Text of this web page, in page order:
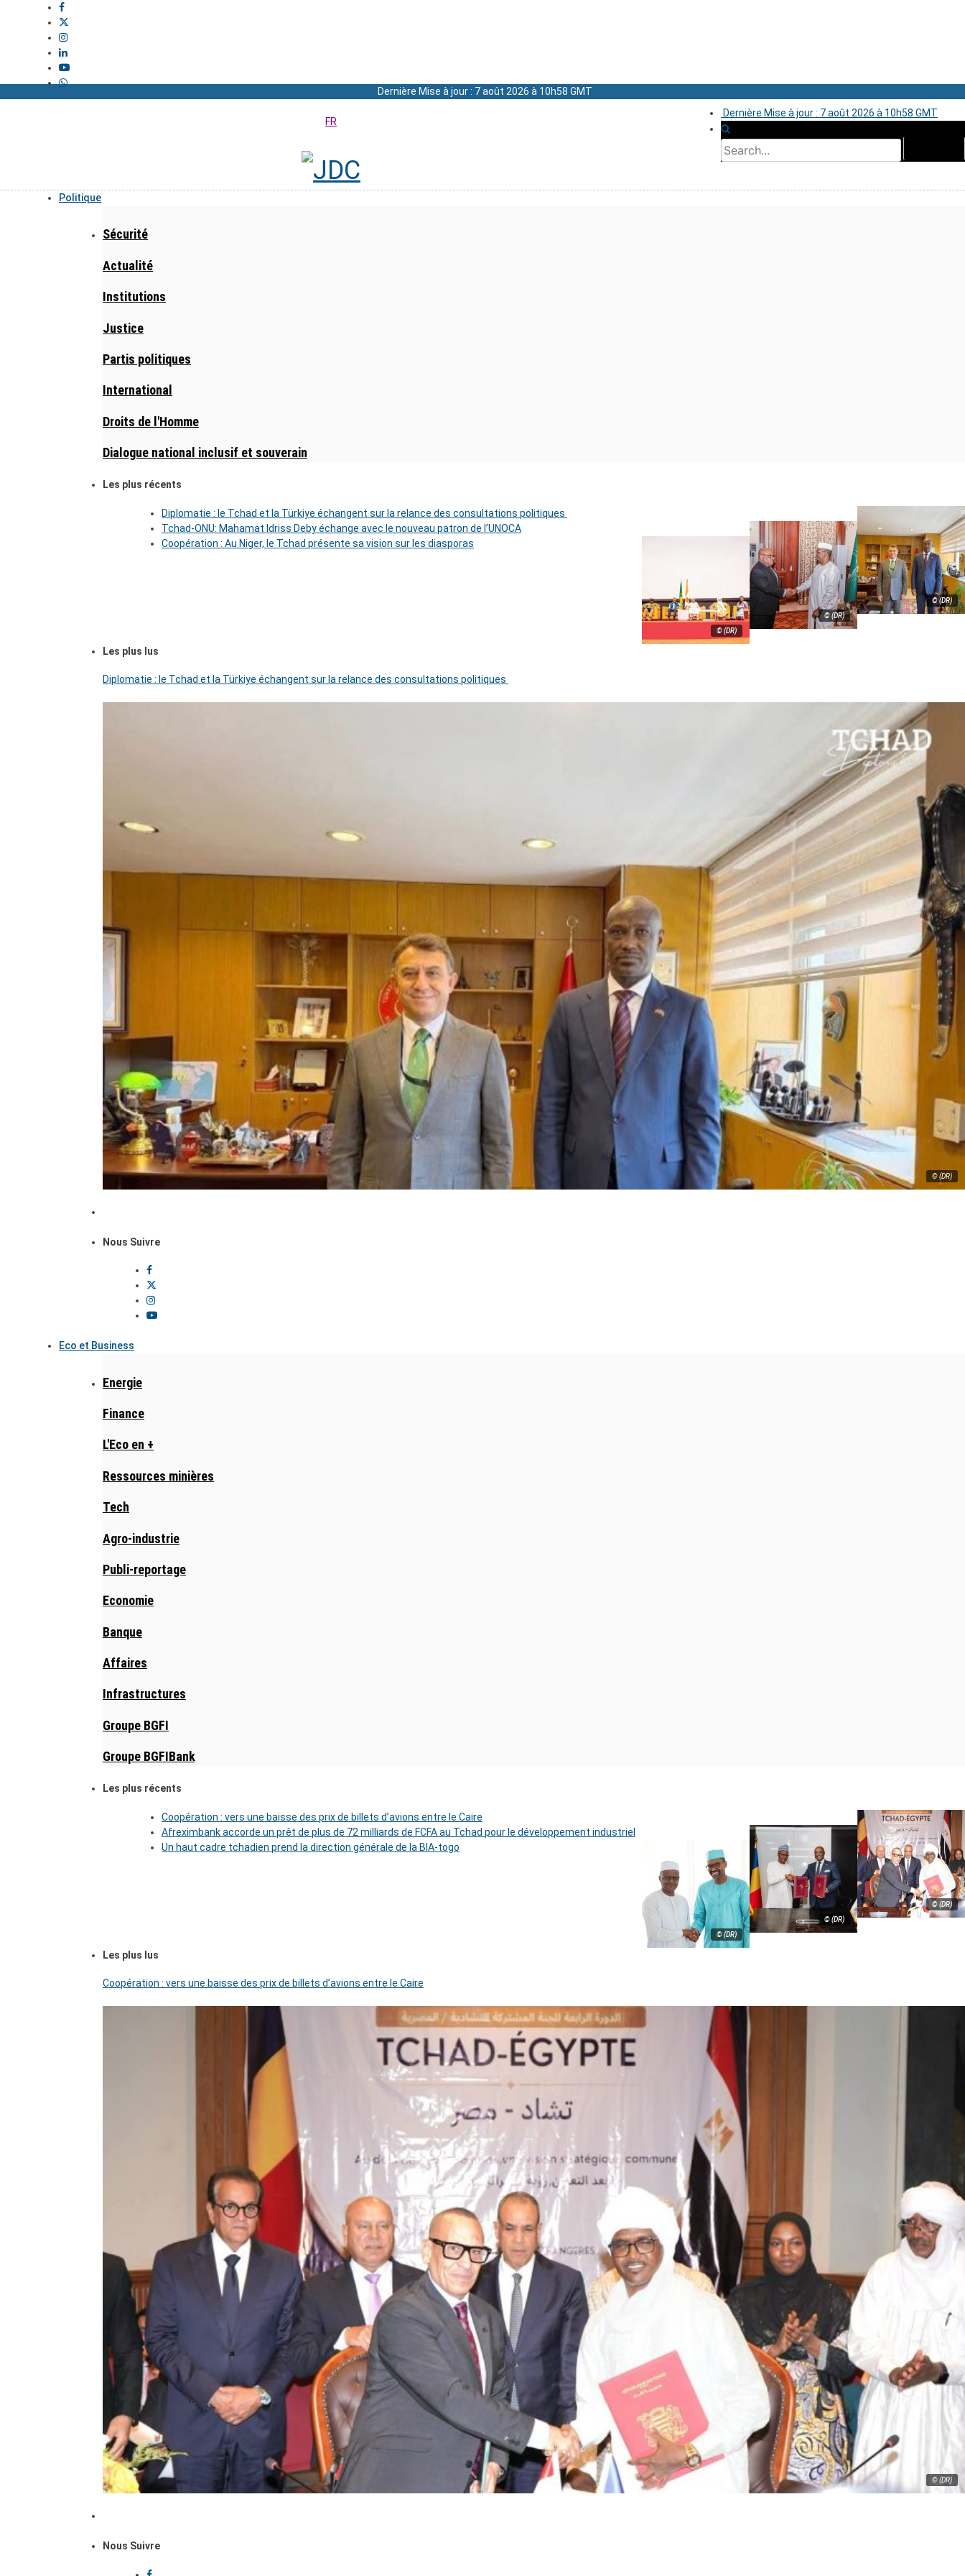
Dernière Mise à jour : 7 août 2026 à 10h58 GMT
Dernière Mise à jour : 7 août 2026 à 10h58 GMT
FR
Politique
Sécurité
Actualité
Institutions
Justice
Partis politiques
International
Droits de l'Homme
Dialogue national inclusif et souverain
Les plus récents
© (DR)
Diplomatie : le Tchad et la Türkiye échangent sur la relance des consultations politiques
© (DR)
Tchad-ONU: Mahamat Idriss Deby échange avec le nouveau patron de l’UNOCA
© (DR)
Coopération : Au Niger, le Tchad présente sa vision sur les diasporas
Les plus lus
Diplomatie : le Tchad et la Türkiye échangent sur la relance des consultations politiques
© (DR)
Nous Suivre
Eco et Business
Energie
Finance
L'Eco en +
Ressources minières
Tech
Agro-industrie
Publi-reportage
Economie
Banque
Affaires
Infrastructures
Groupe BGFI
Groupe BGFIBank
Les plus récents
© (DR)
Coopération : vers une baisse des prix de billets d’avions entre le Caire
© (DR)
Afreximbank accorde un prêt de plus de 72 milliards de FCFA au Tchad pour le développement industriel
© (DR)
Un haut cadre tchadien prend la direction générale de la BIA-togo
Les plus lus
Coopération : vers une baisse des prix de billets d’avions entre le Caire
© (DR)
Nous Suivre